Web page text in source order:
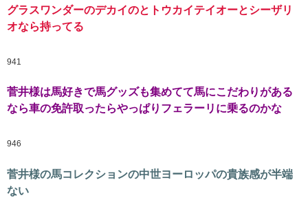
グラスワンダーのデカイのとトウカイテイオーとシーザリ
オなら持ってる
941
菅井様は馬好きで馬グッズも集めてて馬にこだわりがある
なら車の免許取ったらやっぱりフェラーリに乗るのかな
946
菅井様の馬コレクションの中世ヨーロッパの貴族感が半端
ない